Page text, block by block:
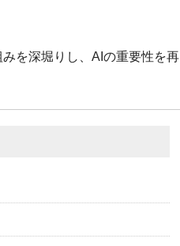
を深堀りし、AIの重要性を再